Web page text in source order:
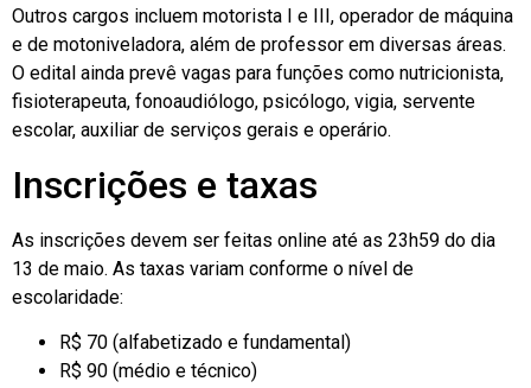
Outros cargos incluem motorista I e III, operador de máquina
e de motoniveladora, além de professor em diversas áreas.
O edital ainda prevê vagas para funções como nutricionista,
fisioterapeuta, fonoaudiólogo, psicólogo, vigia, servente
escolar, auxiliar de serviços gerais e operário.
Inscrições e taxas
As inscrições devem ser feitas online até as 23h59 do dia
13 de maio. As taxas variam conforme o nível de
escolaridade:
R$ 70 (alfabetizado e fundamental)
R$ 90 (médio e técnico)